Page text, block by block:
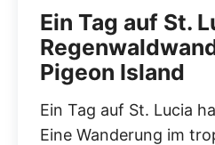
Ein Tag auf St.
Pigeon Island
Ein Tag auf St. Lucia
Eine Wanderung im